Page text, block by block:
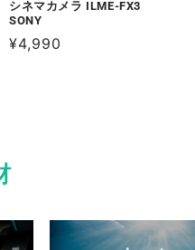
シネマカメラ ILME-FX3
SONY
通
¥4,990